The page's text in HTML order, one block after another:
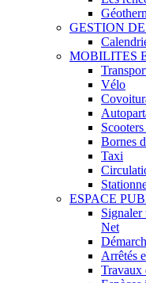
GESTION
MOBILITES
Vélo
Bornes
Taxi
ESPACE
Signaler
Net
Arrêtés
Travaux